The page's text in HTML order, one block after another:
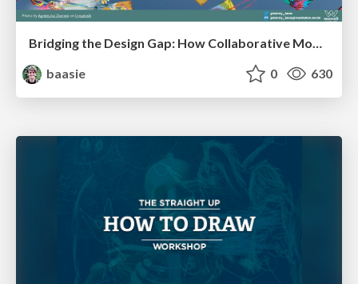
Bridging the Design Gap: How Collaborative Modelling removes blockers to flow between stakeholders and teams @FastFlow conf
baasie
0 630